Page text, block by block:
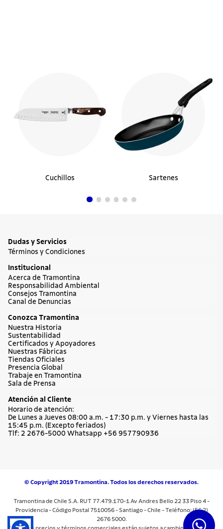
Regadera para Jardín Tramontina en
Plástico Azul 7 L
Cuchillos
Dudas y Servicios
Términos y Condiciones
Institucional
Conozca Tramontina
Sustentabilidad
Certificados y Apoyadores
Nuestras Fábricas